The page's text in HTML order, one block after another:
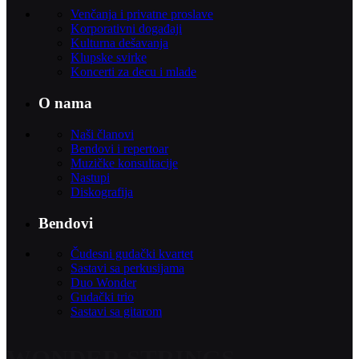
Venčanja i privatne proslave
Korporativni događaji
Kulturna dešavanja
Klupske svirke
Koncerti za decu i mlade
O nama
Naši članovi
Bendovi i repertoar
Muzičke konsultacije
Nastupi
Diskografija
Bendovi
Čudesni gudački kvartet
Sastavi sa perkusijama
Duo Wonder
Gudački trio
Sastavi sa gitarom